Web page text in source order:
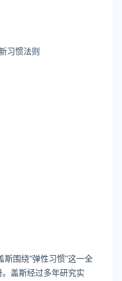
习惯法则
斯围绕“弹性习惯”这一全
盖斯经过多年研究实